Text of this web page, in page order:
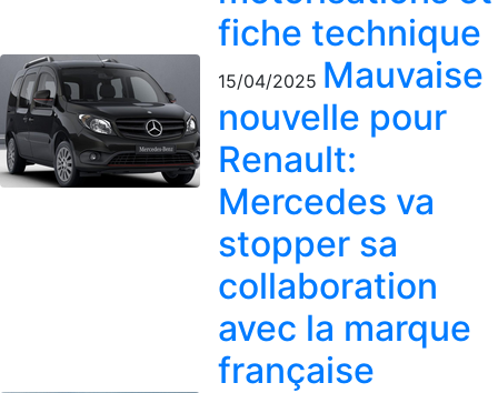
fiche technique
15/04/2025 Mauvaise
nouvelle pour
Renault:
Mercedes va
stopper sa
collaboration
avec la marque
française